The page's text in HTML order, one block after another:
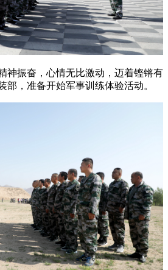
神振奋，心情无比激动，迈着铿锵有
部，准备开始军事训练体验活动。